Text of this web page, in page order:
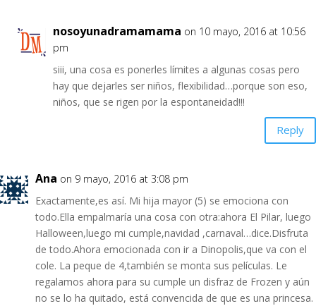
nosoyunadramamama on 10 mayo, 2016 at 10:56
pm
siii, una cosa es ponerles límites a algunas cosas pero
hay que dejarles ser niños, flexibilidad…porque son eso,
niños, que se rigen por la espontaneidad!!!
Reply
Ana on 9 mayo, 2016 at 3:08 pm
Exactamente,es así. Mi hija mayor (5) se emociona con
todo.Ella empalmaría una cosa con otra:ahora El Pilar, luego
Halloween,luego mi cumple,navidad ,carnaval…dice.Disfruta
de todo.Ahora emocionada con ir a Dinopolis,que va con el
cole. La peque de 4,también se monta sus películas. Le
regalamos ahora para su cumple un disfraz de Frozen y aún
no se lo ha quitado, está convencida de que es una princesa.